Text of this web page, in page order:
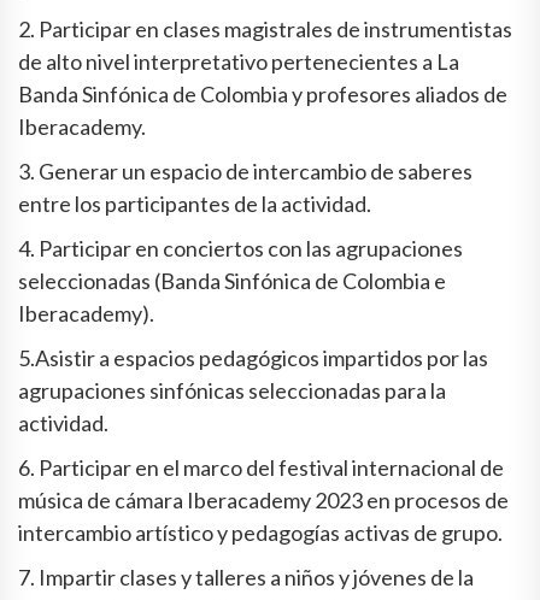
2. Participar en clases magistrales de instrumentistas
de alto nivel interpretativo pertenecientes a La
Banda Sinfónica de Colombia y profesores aliados de
Iberacademy.
3. Generar un espacio de intercambio de saberes
entre los participantes de la actividad.
4. Participar en conciertos con las agrupaciones
seleccionadas (Banda Sinfónica de Colombia e
Iberacademy).
5.Asistir a espacios pedagógicos impartidos por las
agrupaciones sinfónicas seleccionadas para la
actividad.
6. Participar en el marco del festival internacional de
música de cámara Iberacademy 2023 en procesos de
intercambio artístico y pedagogías activas de grupo.
7. Impartir clases y talleres a niños y jóvenes de la